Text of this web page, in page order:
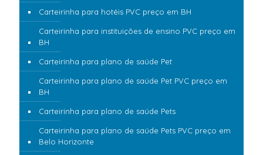
Carteirinha para hotéis PVC preço em BH
Carteirinha para instituições de ensino PVC preço em
BH
Carteirinha para plano de saúde Pet
Carteirinha para plano de saúde Pet PVC preço em
BH
Carteirinha para plano de saúde Pets
Carteirinha para plano de saúde Pets PVC preço em
Belo Horizonte